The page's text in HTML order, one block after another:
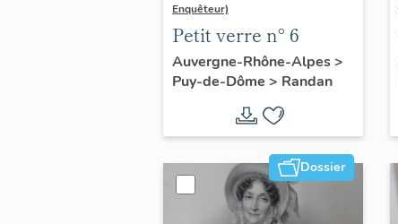
Enquêteur)
Petit verre n° 6
Auvergne-Rhône-Alpes>
Puy-de-Dôme > Randan
Dossier